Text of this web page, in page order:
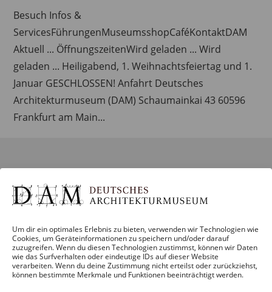
Um dir ein optimales Erlebnis zu bieten, verwenden wir Technologien wie
Cookies, um Geräteinformationen zu speichern und/oder darauf
zuzugreifen. Wenn du diesen Technologien zustimmst, können wir Daten
wie das Surfverhalten oder eindeutige IDs auf dieser Website
verarbeiten. Wenn du deine Zustimmung nicht erteilst oder zurückziehst,
können bestimmte Merkmale und Funktionen beeinträchtigt werden.
Besuch Infos &
ServicesFührungenMuseumsshopCaféKontaktDAM
Aktuell ... ÖffnungszeitenWird geladen ... Wird
geladen ... Heiligabend, 1. Weihnachtsfeiertag und 1.
Januar GESCHLOSSEN! Anfahrt Deutsches
Architekturmuseum (DAM) Schaumainkai 43 60596
Frankfurt am Main...
BESUCH
Infos und Services
Museumsshop
Kontakt